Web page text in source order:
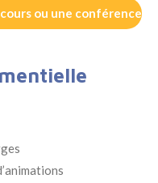
ou une conférence